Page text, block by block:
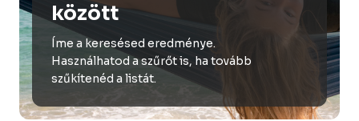
között
Íme a keresésed eredménye.
Használhatod a szűrőt is, ha tovább
szűkítenéd a listát.